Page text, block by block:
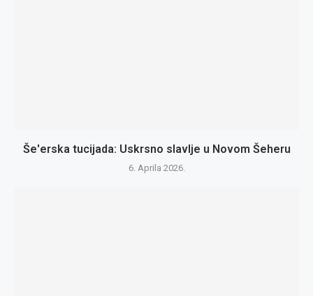
Še'erska tucijada: Uskrsno slavlje u Novom Šeheru
6. Aprila 2026.